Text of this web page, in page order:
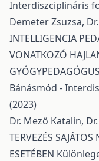
Interdiszciplináris
Demeter Zsuzsa,
INTELLIGENCIA
VONATKOZÓ
Bánásmód -
(2023)
Dr. Mező Katalin,
TERVEZÉS
ESETÉBEN